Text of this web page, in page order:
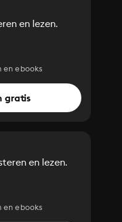
en lezen.
en ebooks
gratis
en lezen.
en ebooks